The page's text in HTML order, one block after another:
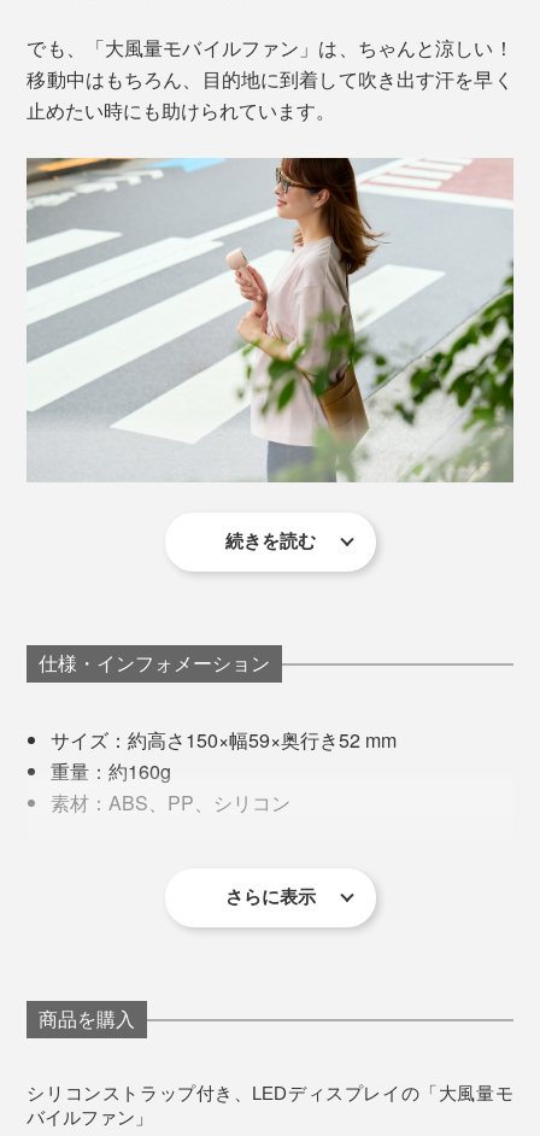
風速は１〜100の100段階で調整でき、短押しで
「1→25→50→75→100」の5段階調整も可能。好みの風
速で指を離すと、充電残量の数値に切り替わります。数
字下の電池マークはおおよその充電残量を示します。
３. 短押しでスイッチOFF
します。
風力と使うシーンの目安
風速が増すと運転音が大きくなり、室内では気になる場
合もありますが、場所と暑さで使い分けられるので問題
カラビナを使えば、ベルト通しやバッグなどに引っ掛け
のも便利。
※カラビナは商品に含まれません
ストラップと本体が一体になっているのも便利。ストラ
ップや固定台が別になっているタイプもありますが、た
体になっているのは便利だと感じました。
ストラップだけではなく、手のひらが当たる部分全体が
シリコンで覆われており、すべりにくくて握り心地も柔
らか。使うと分かるメリットです。
でも、「大風量モバイルファン」は、ちゃんと涼しい！
移動中はもちろん、目的地に到着して吹き出す汗を早く
止めたい時にも助けられています。
サイズも重さもスマホ程度で、持ち歩きの負担もそれほ
るのに対し、本品は5.9cm。バッグから出し入れすると
きに引っかかる煩わしさもナシ。
た。
続きを読む
仕様・インフォメーション
サイズ：約高さ150×幅59×奥行き52 mm
重量：約160g
素材：ABS、PP、シリコン
充電ポート：USB-C
連続使用時間：
・モード25：10時間
・モード50：6時間
さらに表示
商品を購入
シリコンストラップ付き、LEDディスプレイの「大風量モ
バイルファン」